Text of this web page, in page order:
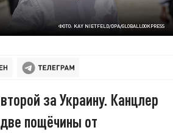
ФОТО: KAY NIETFELD/DPA/GLOBALLOOKPRESS
за Украину. Канцлер
пощёчины от